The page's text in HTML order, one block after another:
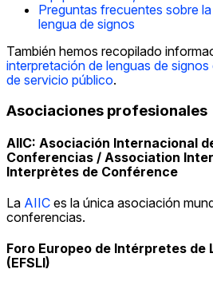
Preguntas frecuentes sobre
lengua de signos
También hemos recopilado
interpretación de lenguas de
de servicio público.
Asociaciones profesionales
AIIC: Asociación Internacional
Conferencias / Association
Interprètes de Conférence
La AIIC es la única asociación
conferencias.
Foro Europeo de Intérpretes de
(EFSLI)